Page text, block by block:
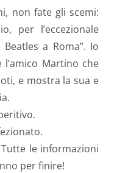
non fate gli scemi:
per l’eccezionale
a Roma”. Io
Martino che
e mostra la sua e
le informazioni
per finire!